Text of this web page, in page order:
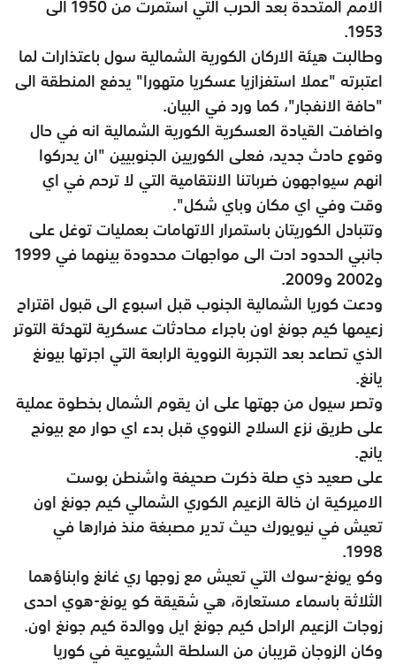
1953.
وطالبت هيئة الاركان الكورية الشمالية سول باعتذارات لما
اعتبرته "عملا استفزازيا عسكريا متهورا" يدفع المنطقة الى
"حافة الانفجار"، كما ورد في البيان.
واضافت القيادة العسكرية الكورية الشمالية انه في حال
وقوع حادث جديد، فعلى الكوريين الجنوبيين "ان يدركوا
انهم سيواجهون ضرباتنا الانتقامية التي لا ترحم في اي
وقت وفي اي مكان وباي شكل".
وتتبادل الكوريتان باستمرار الاتهامات بعمليات توغل على
جانبي الحدود ادت الى مواجهات محدودة بينهما في 1999
و2002 و2009.
ودعت كوريا الشمالية الجنوب قبل اسبوع الى قبول اقتراح
زعيمها كيم جونغ اون باجراء محادثات عسكرية لتهدئة التوتر
الذي تصاعد بعد التجربة النووية الرابعة التي اجرتها بيونغ
يانغ.
وتصر سيول من جهتها على ان يقوم الشمال بخطوة عملية
على طريق نزع السلاح النووي قبل بدء اي حوار مع بيونج
يانج.
على صعيد ذي صلة ذكرت صحيفة واشنطن بوست
الاميركية ان خالة الزعيم الكوري الشمالي كيم جونغ اون
تعيش في نيويورك حيث تدير مصبغة منذ فرارها في
1998.
وكو يونغ-سوك التي تعيش مع زوجها ري غانغ وابناؤهما
الثلاثة باسماء مستعارة، هي شقيقة كو يونغ-هوي احدى
زوجات الزعيم الراحل كيم جونغ ايل ووالدة كيم جونغ اون.
وكان الزوجان قريبان من السلطة الشيوعية في كوريا